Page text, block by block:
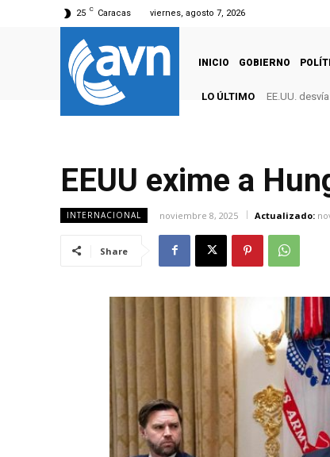
25 C Caracas viernes, agosto 7, 2026
INICIO GOBIERNO
LO ÚLTIMO EE.UU.
EEUU exime a
INTERNACIONAL noviembre 8, 2025 Actualizado:
Share